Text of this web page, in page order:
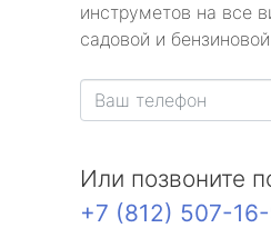
инструметов на все
садовой и
Или позвоните
+7 (812) 507-